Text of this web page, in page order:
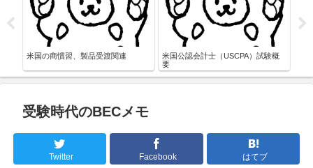
米国の商慣習、製品受渡関連
米国公認会計士（USCPA）試験概
要
受験時代のBECメモ
Twitter Facebook はてブ